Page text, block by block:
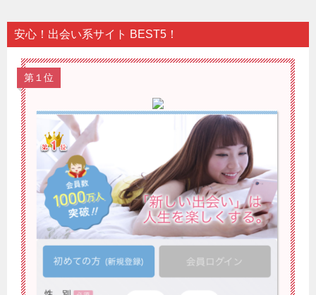
安心！出会い系サイト BEST5！
第１位